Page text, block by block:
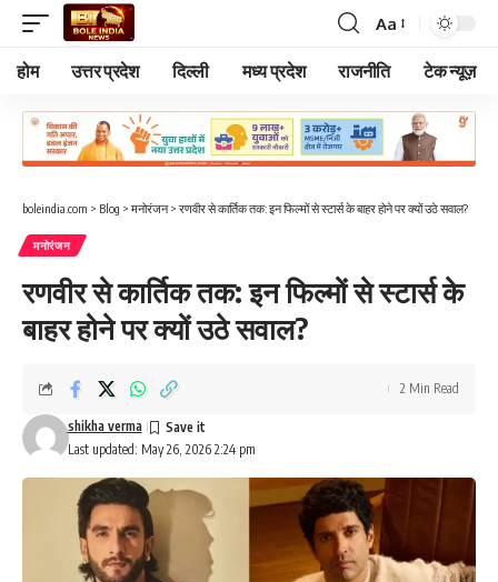
Font
Resizer
Aa
होम उत्तर प्रदेश दिल्ली मध्य प्रदेश राजनीति टेक न्यूज़
boleindia.com > Blog > मनोरंजन> रणवीर से कार्तिक तक: इन फिल्मों से स्टार्स के बाहर होने पर क्यों उठे सवाल?
मनोरंजन
रणवीर से कार्तिक तक: इन फिल्मों से स्टार्स के
बाहर होने पर क्यों उठे सवाल?
Last updated: May 26, 2026 2:24 pm
shikha verma
2 Min Read